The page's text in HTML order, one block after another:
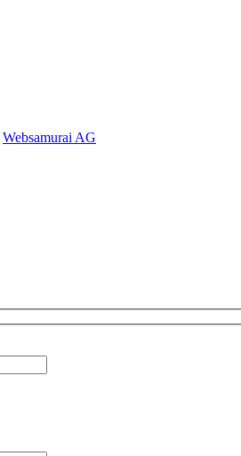
Web­sa­mu­rai AG